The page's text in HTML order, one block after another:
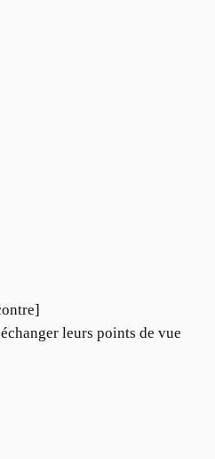
leurs points de vue